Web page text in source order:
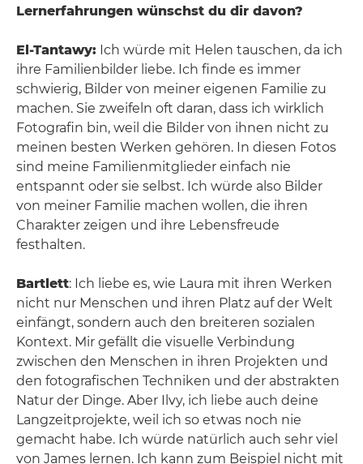
Lernerfahrungen wünschst du dir davon?
El-Tantawy: Ich würde mit Helen tauschen, da ich
ihre Familienbilder liebe. Ich finde es immer
schwierig, Bilder von meiner eigenen Familie zu
machen. Sie zweifeln oft daran, dass ich wirklich
Fotografin bin, weil die Bilder von ihnen nicht zu
meinen besten Werken gehören. In diesen Fotos
sind meine Familienmitglieder einfach nie
entspannt oder sie selbst. Ich würde also Bilder
von meiner Familie machen wollen, die ihren
Charakter zeigen und ihre Lebensfreude
festhalten.
Bartlett: Ich liebe es, wie Laura mit ihren Werken
nicht nur Menschen und ihren Platz auf der Welt
einfängt, sondern auch den breiteren sozialen
Kontext. Mir gefällt die visuelle Verbindung
zwischen den Menschen in ihren Projekten und
den fotografischen Techniken und der abstrakten
Natur der Dinge. Aber Ilvy, ich liebe auch deine
Langzeitprojekte, weil ich so etwas noch nie
gemacht habe. Ich würde natürlich auch sehr viel
von James lernen. Ich kann zum Beispiel nicht mit